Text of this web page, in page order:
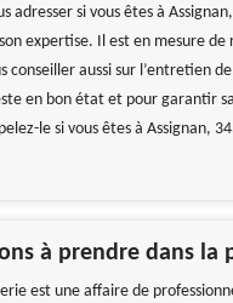
adresser si vous êtes à
expertise. Il est en mesure de
conseiller aussi sur l’entretien
en bon état et pour garantir
le si vous êtes à Assignan,
à prendre dans la
est une affaire de